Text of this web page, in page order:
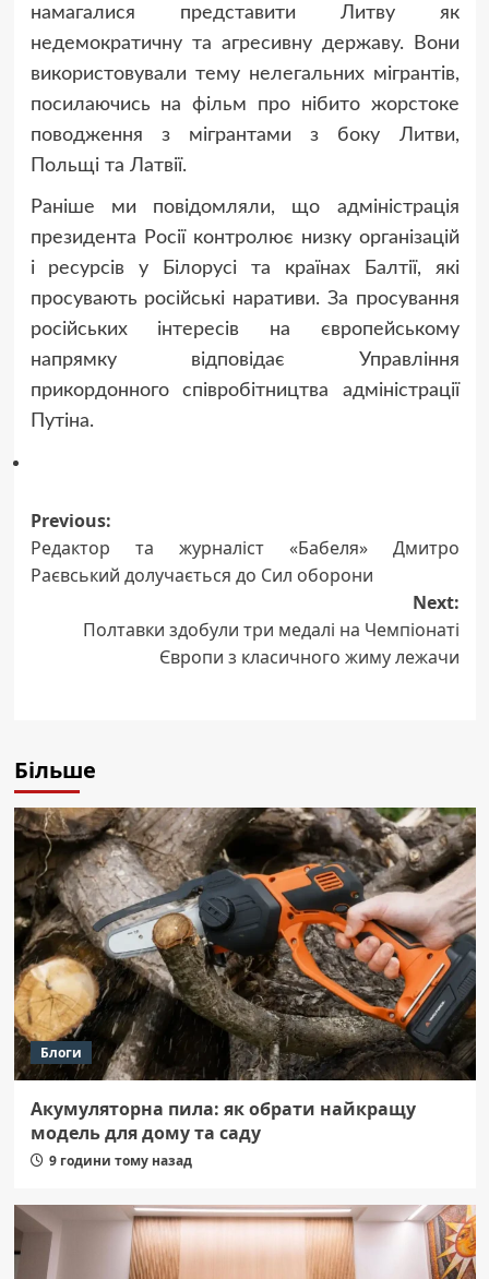
намагалися представити Литву як
недемократичну та агресивну державу. Вони
використовували тему нелегальних мігрантів,
посилаючись на фільм про нібито жорстоке
поводження з мігрантами з боку Литви,
Польщі та Латвії.
Раніше ми повідомляли, що адміністрація
президента Росії контролює низку організацій
і ресурсів у Білорусі та країнах Балтії, які
просувають російські наративи. За просування
російських інтересів на європейському
напрямку відповідає Управління
прикордонного співробітництва адміністрації
Путіна.
Post
navigation
Previous:
Редактор та журналіст «Бабеля» Дмитро
Раєвський долучається до Сил оборони
Next:
Полтавки здобули три медалі на Чемпіонаті
Європи з класичного жиму лежачи
Більше
Блоги
Акумуляторна пила: як обрати найкращу
модель для дому та саду
9 години тому назад